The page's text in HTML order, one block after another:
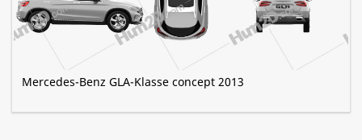
Mercedes-Benz GLA-Klasse concept 2013